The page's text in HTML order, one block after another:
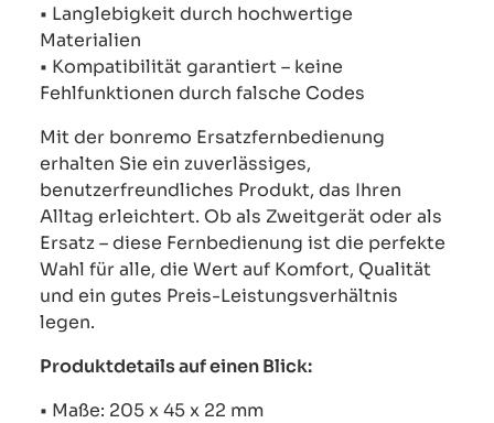
• Langlebigkeit durch hochwertige
Materialien
• Kompatibilität garantiert – keine
Fehlfunktionen durch falsche Codes
Mit der bonremo Ersatzfernbedienung
erhalten Sie ein zuverlässiges,
benutzerfreundliches Produkt, das Ihren
Alltag erleichtert. Ob als Zweitgerät oder als
Ersatz – diese Fernbedienung ist die perfekte
Wahl für alle, die Wert auf Komfort, Qualität
und ein gutes Preis-Leistungsverhältnis
legen.
Produktdetails auf einen Blick:
• Maße: 205 x 45 x 22 mm